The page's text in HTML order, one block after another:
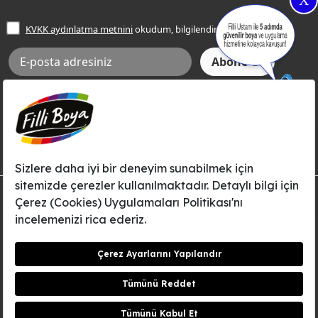
Frezya Rengi
Bilgi Toplumu Hizmetleri
İnternet Sitesi Kullanım Koşulları
KVKK Talep Formu
KVKK Aydınlatma Metni
KVKK aydınlatma metniniokudum, bilgilendim.
Aksi tarafımca bildirilene dek, Betek Boya ve Kimya Sanayi A.Ş.'nin
Filli Boya dahil tüm markaları ile ilgili kampanya, duyuru, hizmetler ve
tanıtım faaliyetleri vb. ile ilgili olarak e-posta yoluyla şahsıma
© Filli Boya 2026. Tüm Hakları Saklıdır.